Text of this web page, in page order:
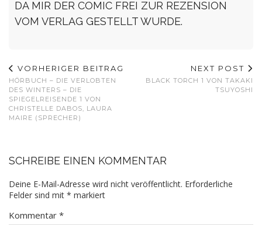
DA MIR DER COMIC FREI ZUR REZENSION
VOM VERLAG GESTELLT WURDE.
VORHERIGER BEITRAG
HÖRBUCH – DIE VERLOBTEN
DES WINTERS – DIE
SPIEGELREISENDE 1 VON
CHRISTELLE DABOS, LAURA
MAIRE (SPRECHER)
NEXT POST
BLACK TORCH 1 VON TAKAKI
TSUYOSHI
SCHREIBE EINEN KOMMENTAR
Deine E-Mail-Adresse wird nicht veröffentlicht. Erforderliche
Felder sind mit * markiert
Kommentar *